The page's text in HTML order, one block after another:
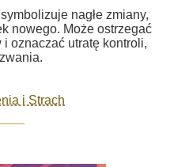
nagłe zmiany,
nowego. Może ostrzegać
oznaczać utratę kontroli,
i Strach